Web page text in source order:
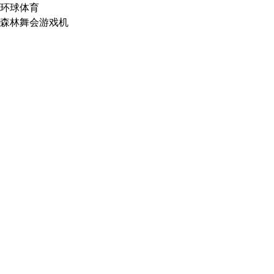
环球体育
森林舞会游戏机